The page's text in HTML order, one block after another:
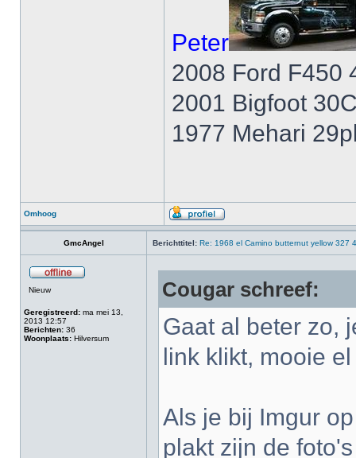
Peter
2008 Ford F450
2001 Bigfoot
1977 Mehari
Omhoog
GmcAngel Berichttitel: Re: 1968 el Camino butternut yellow 327
Nieuw
Geregistreerd: ma mei 13,
2013 12:57
Berichten: 36
Woonplaats: Hilversum
Cougar schreef:
Gaat al beter zo,
link klikt, mooie
Als je bij Imgur
plakt zijn de